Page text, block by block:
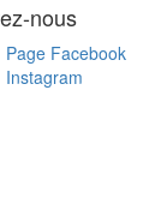
nous
Page Facebook
Instagram